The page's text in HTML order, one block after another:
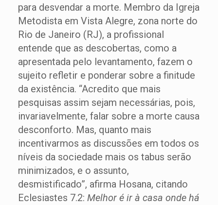
para desvendar a morte. Membro da Igreja
Metodista em Vista Alegre, zona norte do
Rio de Janeiro (RJ), a profissional
entende que as descobertas, como a
apresentada pelo levantamento, fazem o
sujeito refletir e ponderar sobre a finitude
da existência. “Acredito que mais
pesquisas assim sejam necessárias, pois,
invariavelmente, falar sobre a morte causa
desconforto. Mas, quanto mais
incentivarmos as discussões em todos os
níveis da sociedade mais os tabus serão
minimizados, e o assunto,
desmistificado”, afirma Hosana, citando
Eclesiastes 7.2: Melhor é ir à casa onde há